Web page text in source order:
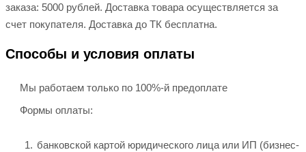
заказа: 5000 рублей. Доставка товара осуществляется за
счет покупателя. Доставка до ТК бесплатна.
Способы и условия оплаты
Мы работаем только по 100%-й предоплате
Формы оплаты:
банковской картой юридического лица или ИП (бизнес-